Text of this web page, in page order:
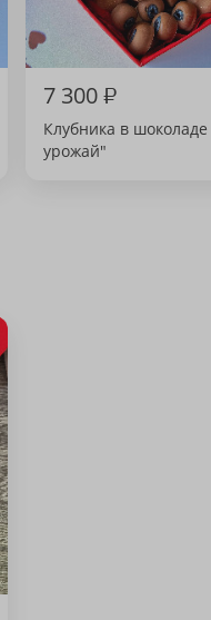
7 300₽
Клубника в
урожай"